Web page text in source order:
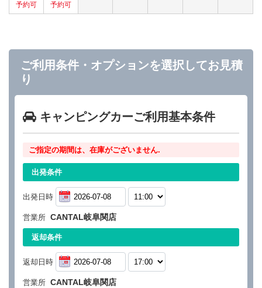
ご利用条件・オプションを選択してお見積
り
キャンピングカーご利用基本条件
ご指定の期間は、在庫がございません.
出発条件
出発日時
営業所 CANTAL岐阜関店
返却条件
返却日時
営業所 CANTAL岐阜関店